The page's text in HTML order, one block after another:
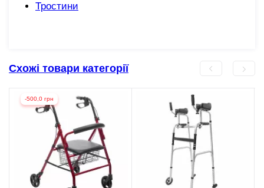
Тростини
Схожі товари категорії
-500,0 грн